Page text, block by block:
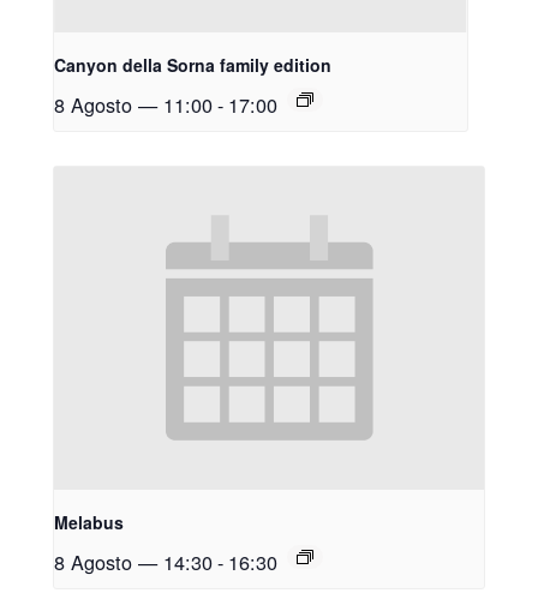
Canyon della Sorna family edition
8 Agosto — 11:00- 17:00
Melabus
8 Agosto — 14:30- 16:30